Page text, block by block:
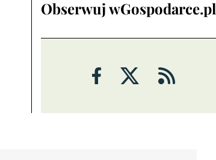
Obserwuj wGospodarce.pl